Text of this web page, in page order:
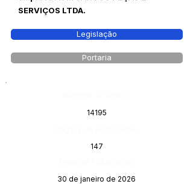
SERVIÇOS LTDA.
Legislação
Portaria
14195
147
30 de janeiro de 2026